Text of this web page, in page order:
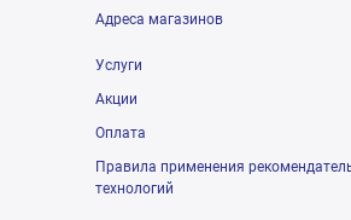
Адреса магазинов
Услуги
Акции
Оплата
Правила применения
технологий